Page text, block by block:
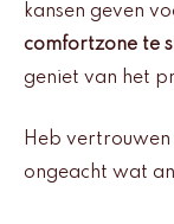
kansen geven
comfortzone te
geniet van het
Heb
ongeacht wat